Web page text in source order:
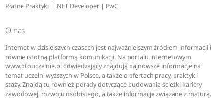
Płatne Praktyki | .NET Developer | PwC
O nas
Internet w dzisiejszych czasach jest najważniejszym źródłem informacji i
równie istotną platformą komunikacji. Na portalu internetowym
www.otouczelnie.pl odwiedzający znajdują najnowsze informacje na
temat uczelni wyższych w Polsce, a także o ofertach pracy, praktyk i
staży. Znajdą tu również porady dotyczące budowania ścieżki kariery
zawodowej, rozwoju osobistego, a także informacje związane z maturą.